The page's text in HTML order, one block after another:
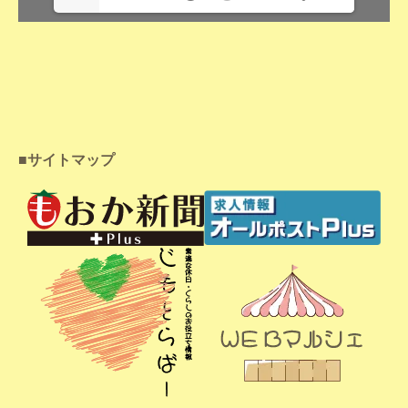
■サイトマップ